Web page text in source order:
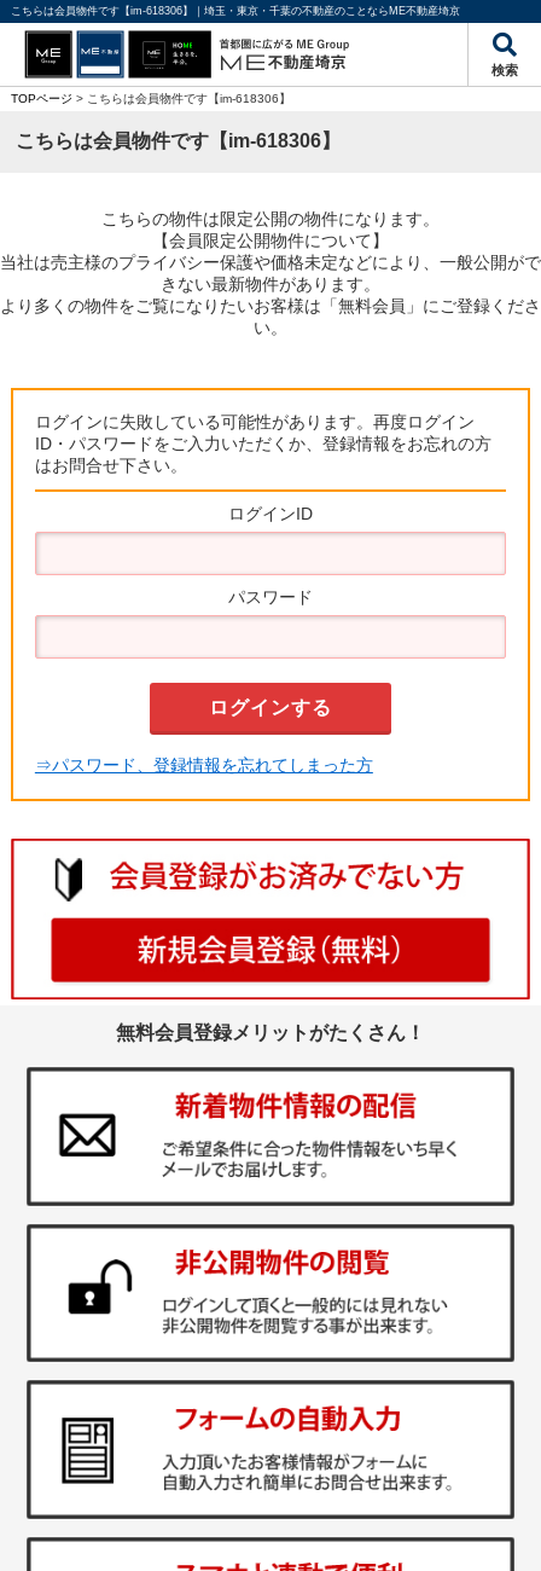
こちらは会員物件です【im-618306】｜埼玉・東京・千葉の不動産のことならME不動産埼京
検索
TOPページ > こちらは会員物件です【im-618306】
こちらは会員物件です【im-618306】
こちらの物件は限定公開の物件になります。
【会員限定公開物件について】
当社は売主様のプライバシー保護や価格未定などにより、一般公開がで
きない最新物件があります。
より多くの物件をご覧になりたいお客様は「無料会員」にご登録くださ
い。
ログインに失敗している可能性があります。再度ログイン
ID・パスワードをご入力いただくか、登録情報をお忘れの方
はお問合せ下さい。
ログインID
パスワード
⇒パスワード、登録情報を忘れてしまった方
無料会員登録メリットがたくさん！